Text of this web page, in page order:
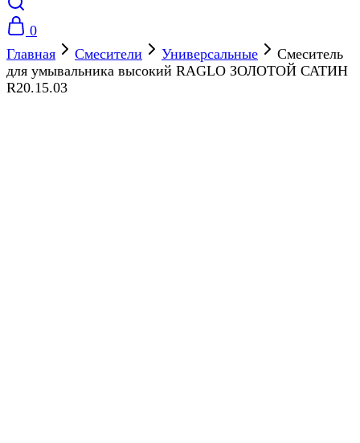
0
Главная
Смесители Универсальные
Смеситель
для умывальника высокий RAGLO ЗОЛОТОЙ САТИН
R20.15.03